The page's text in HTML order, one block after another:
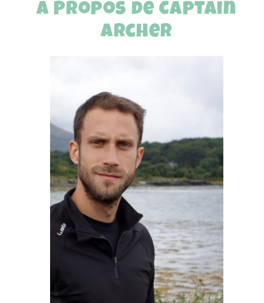
A Propos de Captain
Archer